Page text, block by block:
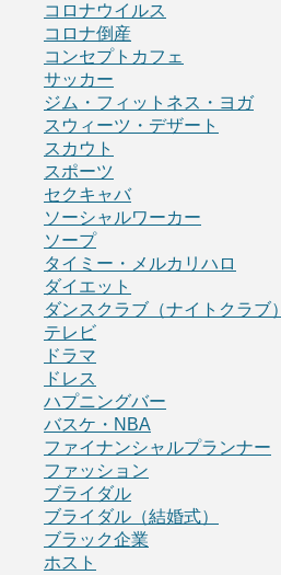
コロナウイルス
コロナ倒産
コンセプトカフェ
サッカー
ジム・フィットネス・ヨガ
スウィーツ・デザート
スカウト
スポーツ
セクキャバ
ソーシャルワーカー
ソープ
タイミー・メルカリハロ
ダイエット
ダンスクラブ（ナイトクラブ）
テレビ
ドラマ
ドレス
ハプニングバー
バスケ・NBA
ファイナンシャルプランナー
ファッション
ブライダル
ブライダル（結婚式）
ブラック企業
ホスト